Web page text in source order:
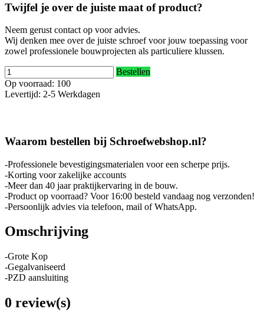
Twijfel je over de juiste maat of product?
Neem gerust contact op voor advies.
Wij denken mee over de juiste schroef voor jouw toepassing voor
zowel professionele bouwprojecten als particuliere klussen.
Bestellen
Op voorraad: 100
Levertijd: 2-5 Werkdagen
Waarom bestellen bij Schroefwebshop.nl?
-Professionele bevestigingsmaterialen voor een scherpe prijs.
-Korting voor zakelijke accounts
-Meer dan 40 jaar praktijkervaring in de bouw.
-Product op voorraad? Voor 16:00 besteld vandaag nog verzonden!
-Persoonlijk advies via telefoon, mail of WhatsApp.
Omschrijving
-Grote Kop
-Gegalvaniseerd
-PZD aansluiting
0 review(s)